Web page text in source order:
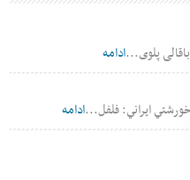
پلوی...ادامه
ايراني: فلفل...ادامه